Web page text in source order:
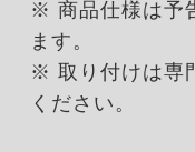
※ 商品仕様は予
ます。
※ 取り付けは専
ください。